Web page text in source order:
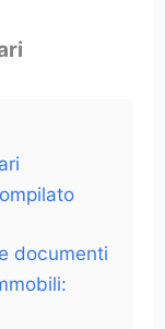
documenti